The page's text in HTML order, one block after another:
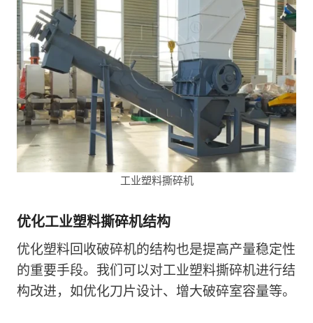
工业塑料撕碎机
优化工业塑料撕碎机结构
优化塑料回收破碎机的结构也是提高产量稳定性
的重要手段。我们可以对工业塑料撕碎机进行结
构改进，如优化刀片设计、增大破碎室容量等。